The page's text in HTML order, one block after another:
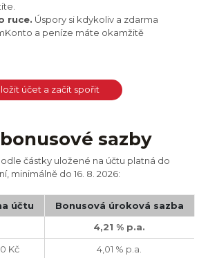
ruce. Úspory si kdykoliv a zdarma
a peníze máte okamžitě
účet a začít spořit
sazby
částky uložené na účtu platná do
minimálně do 16. 8. 2026:
účtu
Bonusová úroková sazba
4,21 % p.a.
Kč
4,01 % p.a.